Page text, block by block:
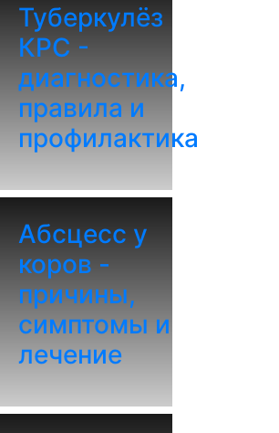
Туберкулёз
КРС -
диагностика,
правила и
профилактика
Абсцесс у
коров -
причины,
симптомы и
лечение